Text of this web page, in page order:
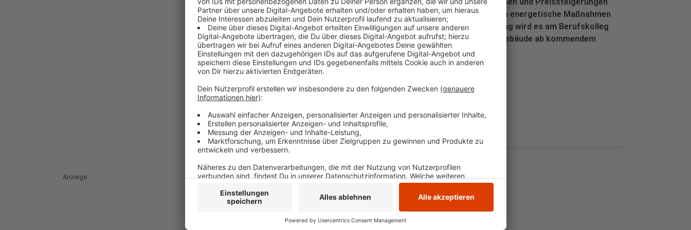
dazu." Bis 2025 werden für weitere sieben Millionen Euro noch energetische Maßnahmen
durchgeführt und die Außenanlagen verschönert. Am Samstag wird es am Berufskolleg
Ennepetal dann einenTag der offenen Türgeben, bevor die Gebäude ab kommendem
Montag regulär genutzt werden können.
Veröffentlicht:Donnerstag, 09.11.2023 06:14
Anzeige